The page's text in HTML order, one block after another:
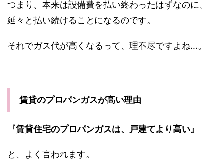
つまり、本来は設備費を払い終わったはずなのに、
延々と払い続けることになるのです。
それでガス代が高くなるって、理不尽ですよね…。
賃貸のプロパンガスが高い理由
『賃貸住宅のプロパンガスは、戸建てより高い』
と、よく言われます。